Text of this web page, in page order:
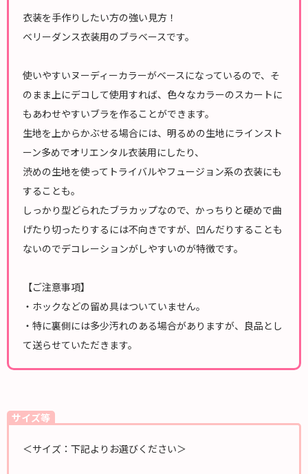
衣装を手作りしたい方の強い見方！
ベリーダンス衣装用のブラベースです。
使いやすいヌーディーカラーがベースになっているので、そ
のまま上にデコして使用すれば、色々なカラーのスカートに
もあわせやすいブラを作ることができます。
生地を上からかぶせる場合には、明るめの生地にラインスト
ーン多めでオリエンタル衣装用にしたり、
渋めの生地を使ってトライバルやフュージョン系の衣装にも
することも。
しっかり型どられたブラカップなので、かっちりと硬めで曲
げたり切ったりするには不向きですが、凹んだりすることも
ないのでデコレーションがしやすいのが特徴です。
【ご注意事項】
・ホックなどの留め具はついていません。
・特に裏側には多少汚れのある場合がありますが、良品とし
て送らせていただきます。
サイズ等
＜サイズ：下記よりお選びください＞